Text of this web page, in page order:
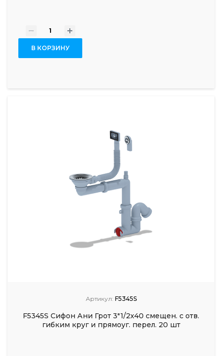
- +
В КОРЗИНУ
Артикул: F5345S
F5345S Сифон Ани Грот 3"1/2x40 смещен. с отв.
гибким круг и прямоуг. перел. 20 шт